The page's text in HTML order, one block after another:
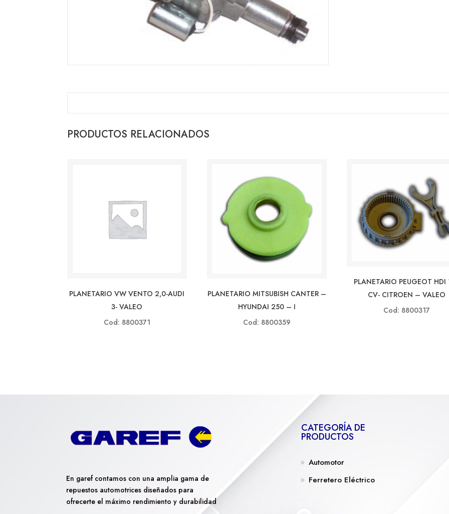
PRODUCTOS RELACIONADOS
PLANETARIO VW VENTO 2,0-AUDI
3- VALEO
Cod: 8800371
PLANETARIO MITSUBISH CANTER –
HYUNDAI 250 – I
Cod: 8800359
PLANETARIO PEUGEOT HDI
CV- CITROEN – VALEO
Cod: 8800317
En garef contamos con una amplia gama de
repuestos automotrices diseñados para
ofrecerte el máximo rendimiento y durabilidad
CATEGORÍA DE
PRODUCTOS
Automotor
Ferretero Eléctrico